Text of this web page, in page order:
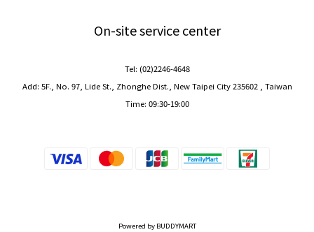
On-site service center
Tel: (02)2246-4648
Add: 5F., No. 97, Lide St., Zhonghe Dist., New Taipei City 235602 , Taiwan
Time: 09:30-19:00
Powered by BUDDYMART